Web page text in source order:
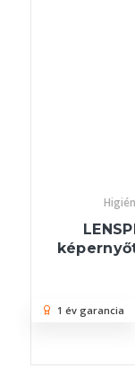
1 év garancia